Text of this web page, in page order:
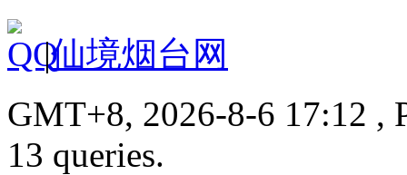
|仙境烟台网
GMT+8, 2026-8-6 17:12 ,
13 queries.